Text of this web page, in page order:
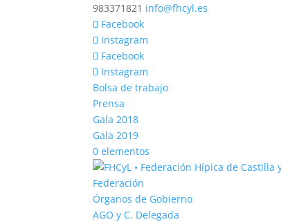
983371821 info@fhcyl.es
Facebook
Instagram
Facebook
Instagram
Bolsa de trabajo
Prensa
Gala 2018
Gala 2019
0 elementos
Federación
Órganos de Gobierno
AGO y C. Delegada